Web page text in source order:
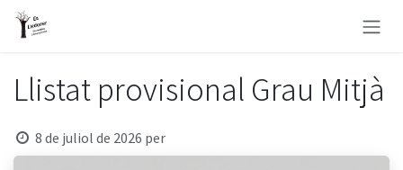
Skip to Content
Llistat provisional Grau Mitjà
8 de juliol de 2026 per